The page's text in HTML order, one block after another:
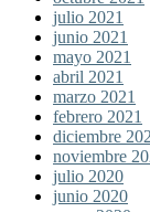
julio 2021
junio 2021
mayo 2021
abril 2021
marzo 2021
febrero 2021
diciembre
noviembre
julio 2020
junio 2020